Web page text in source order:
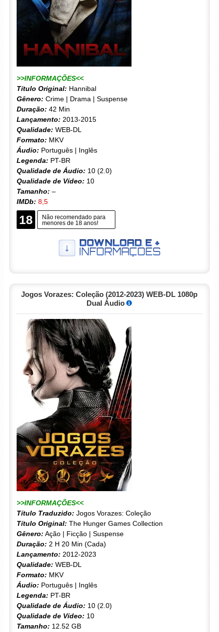
>>INFORMAÇÕES<<
Título Original: Hannibal
Gênero: Crime | Drama | Suspense
Duração: 42 Min
Lançamento: 2013-2015
Qualidade: WEB-DL
Formato: MKV
Áudio: Português | Inglês
Legenda: PT-BR
Qualidade de Áudio: 10 (2.0)
Qualidade de Vídeo: 10
Tamanho: –
IMDb: 8,5
18
Não recomendado para
menores de 18 anos!
Jogos Vorazes: Coleção (2012-2023) WEB-DL 1080p
Dual Áudio
>>INFORMAÇÕES<<
Título Traduzido: Jogos Vorazes: Coleção
Título Original: The Hunger Games Collection
Gênero: Ação | Ficção | Suspense
Duração: 2 H 20 Min (Cada)
Lançamento: 2012-2023
Qualidade: WEB-DL
Formato: MKV
Áudio: Português | Inglês
Legenda: PT-BR
Qualidade de Áudio: 10 (2.0)
Qualidade de Vídeo: 10
Tamanho: 12.52 GB